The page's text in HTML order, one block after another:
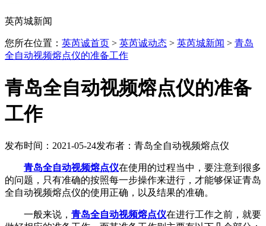
英芮城新闻
您所在位置： 英芮诚首页 > 英芮诚动态 > 英芮城新闻 > 青岛
全自动视频熔点仪的准备工作
青岛全自动视频熔点仪的准备
工作
发布时间：2021-05-24发布者：青岛全自动视频熔点仪
青岛全自动视频熔点仪在使用的过程当中，要注意到很多
的问题，只有准确的按照每一步操作来进行，才能够保证青岛
全自动视频熔点仪的使用正确，以及结果的准确。
一般来说， 青岛全自动视频熔点仪在进行工作之前，就要